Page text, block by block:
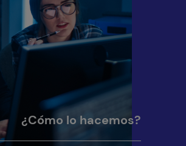
¿Cómo lo hacemos?